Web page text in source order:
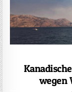
wegen